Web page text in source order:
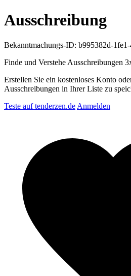
Ausschreibung
Bekanntmachungs-ID: b995382d-
Finde und Verstehe Ausschreibungen
Erstellen Sie ein kostenloses Konto
Ausschreibungen in Ihrer Liste zu
Teste auf tenderzen.de Anmelden